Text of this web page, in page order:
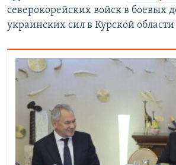
северокорейских войск в боевых
украинских сил в Курской области